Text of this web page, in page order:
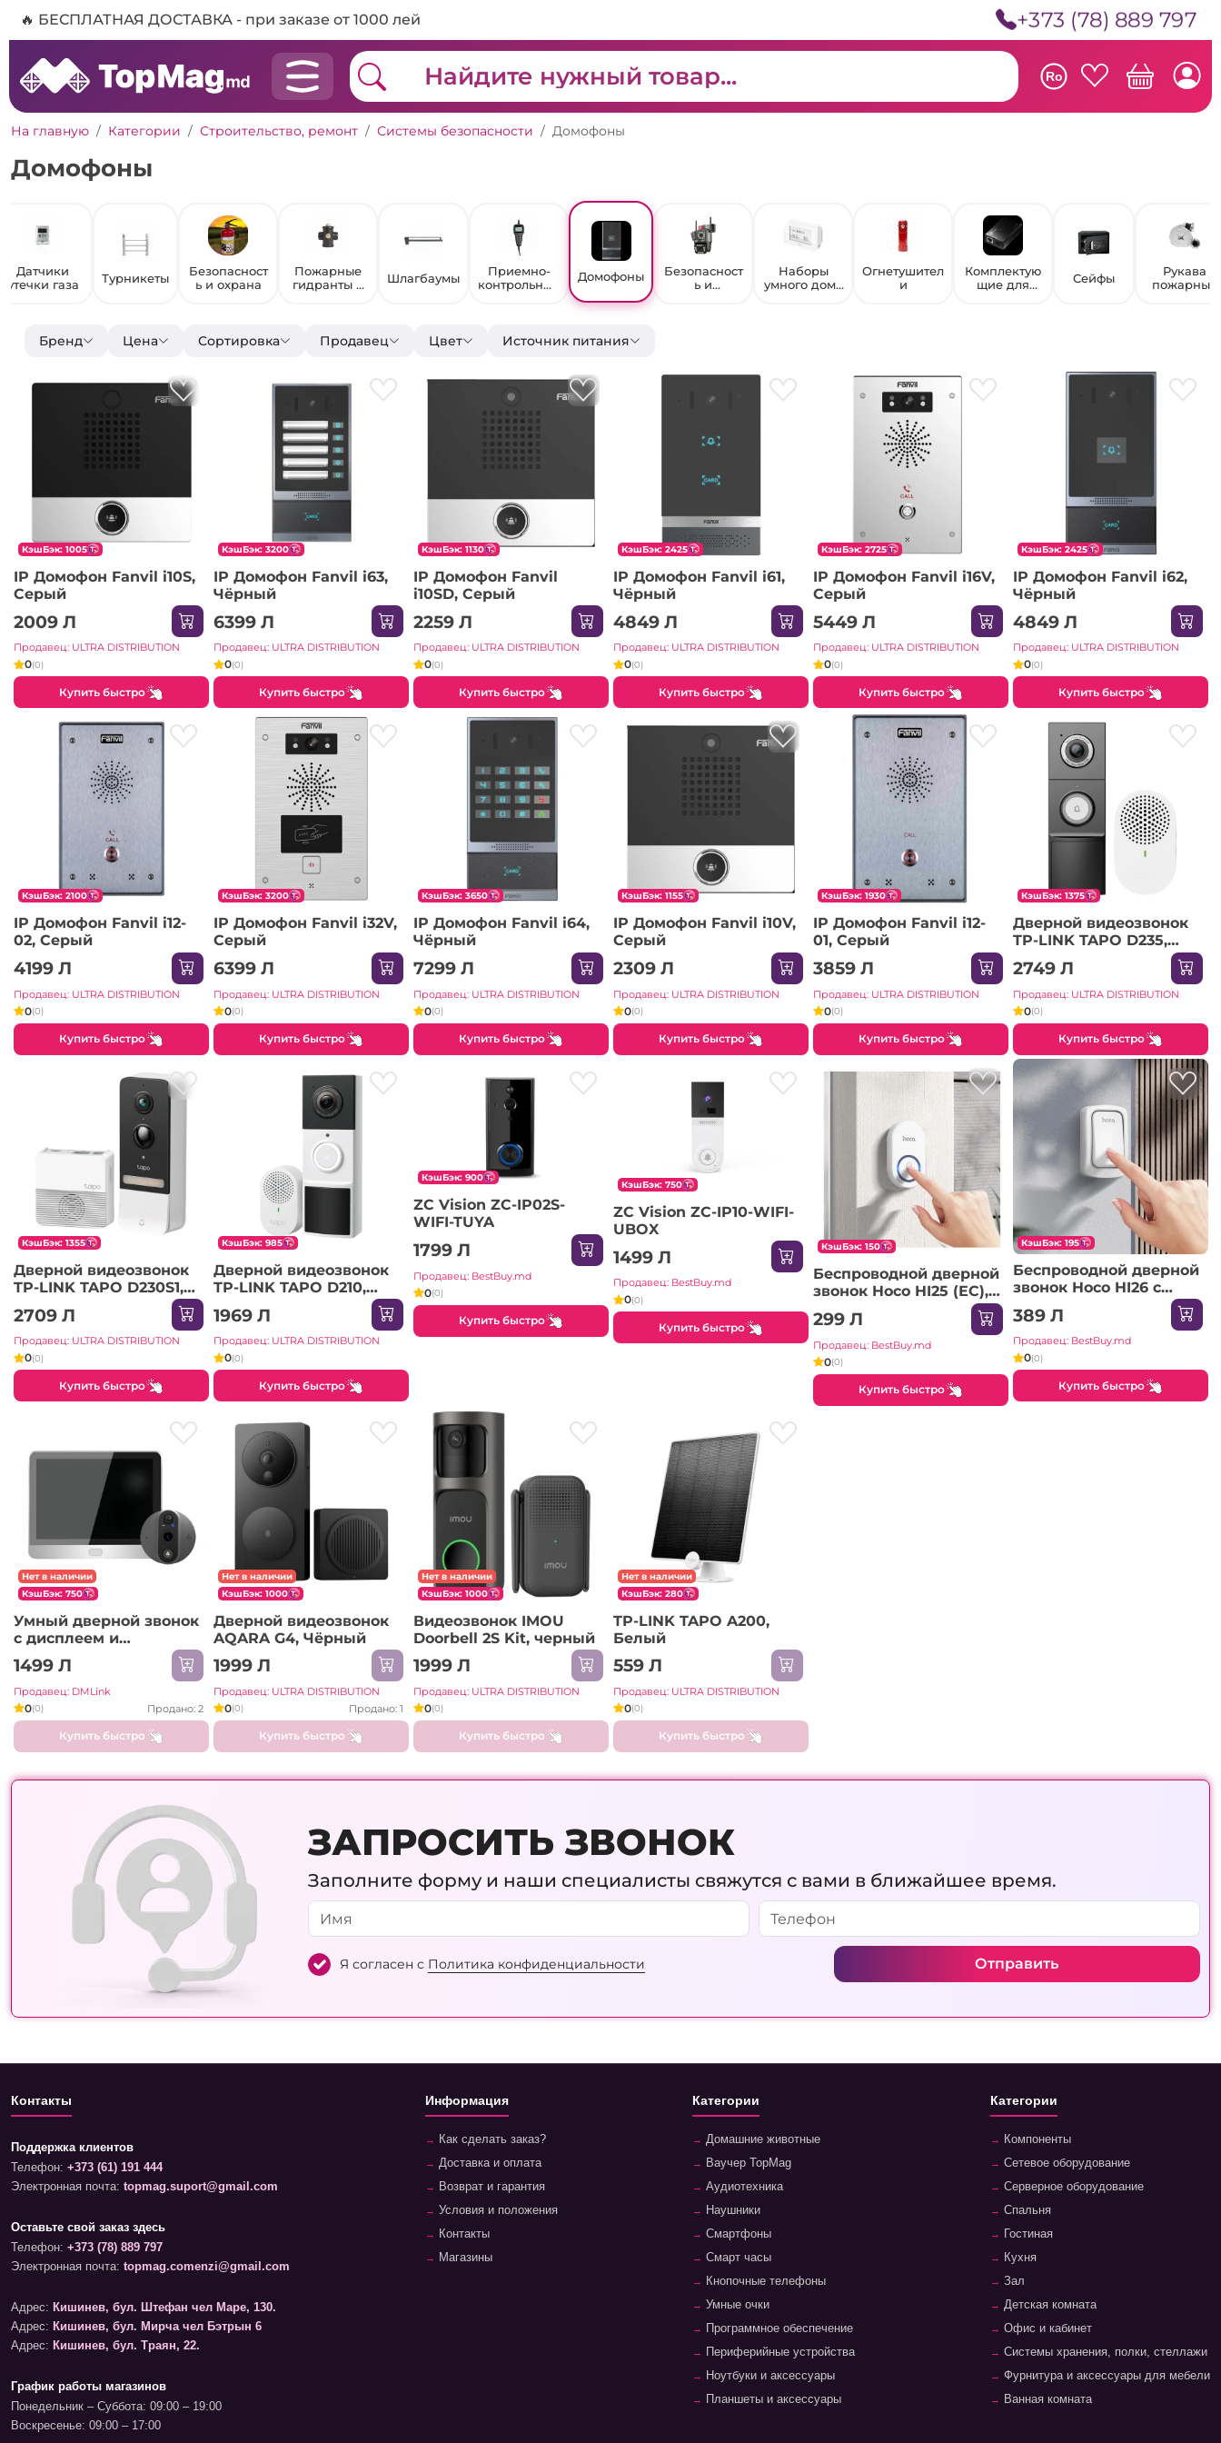
🔥 БЕСПЛАТНАЯ ДОСТАВКА - при заказе от 1000 лей +373 (78) 889 797
Ro
На главную Категории Строительство, ремонт Системы безопасности Домофоны
Домофоны
Датчики
утечки газа
Турникеты
Безопасност
ь и охрана
Пожарные
гидранты и
Шлагбаумы
Приемно-
контрольные
Домофоны
Безопасност
ь и
Наборы
умного дома
Огнетушител
и
Комплектую
щие для
Сейфы
Рукава
пожарные
Бренд Цена Сортировка Продавец Цвет Источник питания
КэшБэк: 1005
IP Домофон Fanvil i10S,
Серый
2009 Л
Продавец: ULTRA DISTRIBUTION
0(0)
Купить быстро
КэшБэк: 3200
IP Домофон Fanvil i63,
Чёрный
6399 Л
Продавец: ULTRA DISTRIBUTION
0(0)
Купить быстро
КэшБэк: 1130
IP Домофон Fanvil
i10SD, Серый
2259 Л
Продавец: ULTRA DISTRIBUTION
0(0)
Купить быстро
КэшБэк: 2425
IP Домофон Fanvil i61,
Чёрный
4849 Л
Продавец: ULTRA DISTRIBUTION
0(0)
Купить быстро
КэшБэк: 2725
IP Домофон Fanvil i16V,
Серый
5449 Л
Продавец: ULTRA DISTRIBUTION
0(0)
Купить быстро
КэшБэк: 2425
IP Домофон Fanvil i62,
Чёрный
4849 Л
Продавец: ULTRA DISTRIBUTION
0(0)
Купить быстро
КэшБэк: 2100
IP Домофон Fanvil i12-
02, Серый
4199 Л
Продавец: ULTRA DISTRIBUTION
0(0)
Купить быстро
КэшБэк: 3200
IP Домофон Fanvil i32V,
Серый
6399 Л
Продавец: ULTRA DISTRIBUTION
0(0)
Купить быстро
КэшБэк: 3650
IP Домофон Fanvil i64,
Чёрный
7299 Л
Продавец: ULTRA DISTRIBUTION
0(0)
Купить быстро
КэшБэк: 1155
IP Домофон Fanvil i10V,
Серый
2309 Л
Продавец: ULTRA DISTRIBUTION
0(0)
Купить быстро
КэшБэк: 1930
IP Домофон Fanvil i12-
01, Серый
3859 Л
Продавец: ULTRA DISTRIBUTION
0(0)
Купить быстро
КэшБэк: 1375
Дверной видеозвонок
TP-LINK TAPO D235,
Черный | Белый
2749 Л
Продавец: ULTRA DISTRIBUTION
0(0)
Купить быстро
КэшБэк: 1355
Дверной видеозвонок
TP-LINK TAPO D230S1,
2709 Л
Продавец: ULTRA DISTRIBUTION
0(0)
Купить быстро
КэшБэк: 985
Дверной видеозвонок
TP-LINK TAPO D210,
1969 Л
Продавец: ULTRA DISTRIBUTION
0(0)
Купить быстро
КэшБэк: 900
ZC Vision ZC-IP02S-
WIFI-TUYA
1799 Л
Продавец: BestBuy.md
0(0)
Купить быстро
КэшБэк: 750
ZC Vision ZC-IP10-WIFI-
UBOX
1499 Л
Продавец: BestBuy.md
0(0)
Купить быстро
КэшБэк: 150
Беспроводной дверной
звонок Hoco HI25 (ЕС),
белый
299 Л
Продавец: BestBuy.md
0(0)
Купить быстро
КэшБэк: 195
Беспроводной дверной
звонок Hoco HI26 с
автономным питанием
(ЕС), белый
389 Л
Продавец: BestBuy.md
0(0)
Купить быстро
Нет в наличии
КэшБэк: 750
Умный дверной звонок
с дисплеем и
видеоглазком ED-
300PA, приложение
Tuya
1499 Л
Продавец: DMLink
0(0) Продано: 2
Купить быстро
Нет в наличии
КэшБэк: 1000
Дверной видеозвонок
AQARA G4, Чёрный
1999 Л
Продавец: ULTRA DISTRIBUTION
0(0) Продано: 1
Купить быстро
Нет в наличии
КэшБэк: 1000
Видеозвонок IMOU
Doorbell 2S Kit, черный
1999 Л
Продавец: ULTRA DISTRIBUTION
0(0)
Купить быстро
Нет в наличии
КэшБэк: 280
TP-LINK TAPO A200,
Белый
559 Л
Продавец: ULTRA DISTRIBUTION
0(0)
Купить быстро
ЗАПРОСИТЬ ЗВОНОК
Заполните форму и наши специалисты свяжутся с вами в ближайшее время.
Я согласен с Политика конфиденциальности Отправить
Контакты
Поддержка клиентов
Телефон: +373 (61) 191 444
Электронная почта: topmag.suport@gmail.com
Оставьте свой заказ здесь
Телефон: +373 (78) 889 797
Электронная почта: topmag.comenzi@gmail.com
Адрес: Кишинев, бул. Штефан чел Маре, 130.
Адрес: Кишинев, бул. Мирча чел Бэтрын 6
Адрес: Кишинев, бул. Траян, 22.
График работы магазинов
Понедельник – Суббота: 09:00 – 19:00
Воскресенье: 09:00 – 17:00
Информация
Как сделать заказ?
Доставка и оплата
Возврат и гарантия
Условия и положения
Контакты
Магазины
Категории
Домашние животные
Ваучер TopMag
Аудиотехника
Наушники
Смартфоны
Смарт часы
Кнопочные телефоны
Умные очки
Программное обеспечение
Периферийные устройства
Ноутбуки и аксессуары
Планшеты и аксессуары
Категории
Компоненты
Сетевое оборудование
Серверное оборудование
Спальня
Гостиная
Кухня
Зал
Детская комната
Офис и кабинет
Системы хранения, полки, стеллажи
Фурнитура и аксессуары для мебели
Ванная комната